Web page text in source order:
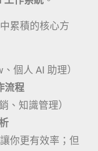
累積的核心方
、個人 AI 助理）
流程
、知識管理）
你更有效率；但